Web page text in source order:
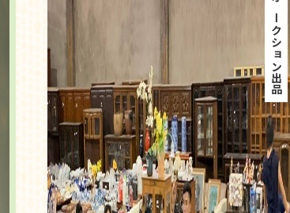
海外オークション出品